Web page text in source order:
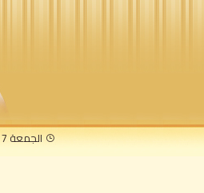
الجمعة 7 أغسطس 2026 م - 22 صفر 1448 هـ